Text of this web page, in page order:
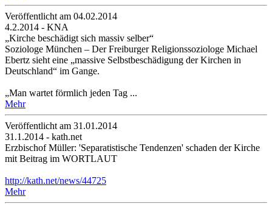
Veröffentlicht am 04­.02.2014
4.2.2014 - KNA
„Kirche beschädigt sich massiv selber“
Soziologe München – Der Freiburger Religionssoziologe Michael
Ebertz sieht eine „massive Selbstbeschädigung der Kirchen in
Deutschland“ im Gange.
„Man wartet förmlich jeden Tag ...
Mehr
Veröffentlicht am 31­.01.2014
31.1.2014 - kath.net
Erzbischof Müller: 'Separatistische Tendenzen' schaden der Kirche
mit Beitrag im WORTLAUT
http://kath.net/news/44725
Mehr